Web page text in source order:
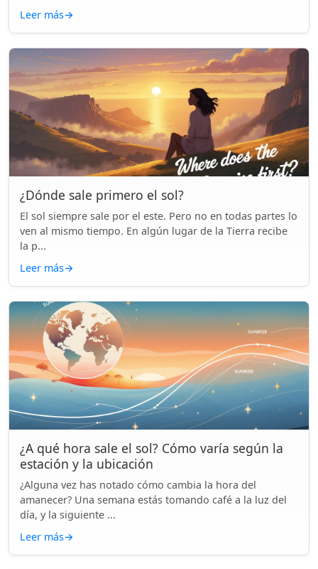
Leer más→
¿Dónde sale primero el sol?
El sol siempre sale por el este. Pero no en todas partes lo
ven al mismo tiempo. En algún lugar de la Tierra recibe
la p...
Leer más→
¿A qué hora sale el sol? Cómo varía según la
estación y la ubicación
¿Alguna vez has notado cómo cambia la hora del
amanecer? Una semana estás tomando café a la luz del
día, y la siguiente ...
Leer más→